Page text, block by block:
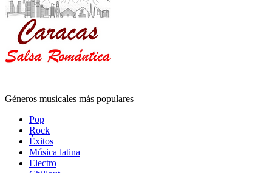
Géneros musicales más populares
Pop
Rock
Éxitos
Música latina
Electro